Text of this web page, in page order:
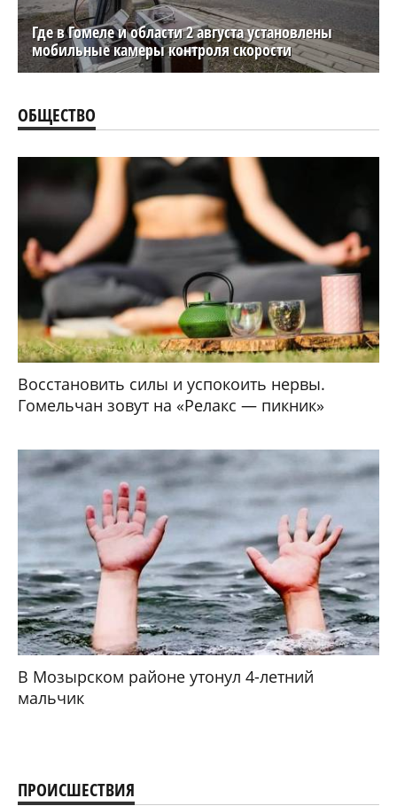
Где в Гомеле и области 2 августа установлены
мобильные камеры контроля скорости
ОБЩЕСТВО
Восстановить силы и успокоить нервы.
Гомельчан зовут на «Релакс — пикник»
В Мозырском районе утонул 4-летний
мальчик
ПРОИСШЕСТВИЯ